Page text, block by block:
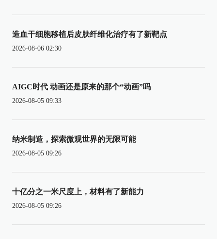
造血干细胞移植后皮肤纤维化治疗有了新靶点
2026-08-06 02:30
AIGC时代 动画还是原来的那个“动画”吗
2026-08-05 09:33
纳米制造，探索微观世界的无限可能
2026-08-05 09:26
十亿分之一米尺度上，材料有了新能力
2026-08-05 09:26